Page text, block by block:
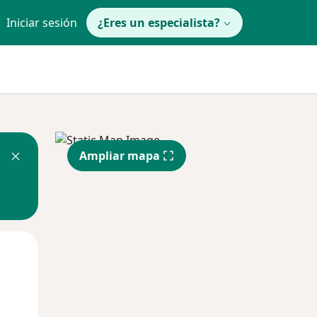
Iniciar sesión ¿Eres un especialista?
Ampliar mapa